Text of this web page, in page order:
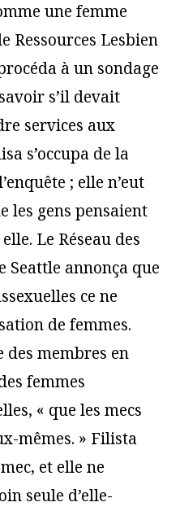
une femme
Ressources Lesbien
à un sondage
s’il devait
services aux
s’occupa de la
; elle n’eut
les gens pensaient
Le Réseau des
Seattle annonça que
ce ne
de femmes.
des membres en
femmes
« que les mecs
mêmes. » Filista
et elle ne
seule d’elle-